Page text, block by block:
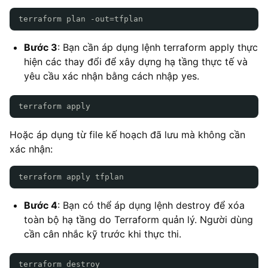
terraform plan -out=tfplan
Bước 3: Bạn cần áp dụng lệnh terraform apply thực
hiện các thay đổi để xây dựng hạ tầng thực tế và
yêu cầu xác nhận bằng cách nhập yes.
terraform apply
Hoặc áp dụng từ file kế hoạch đã lưu mà không cần
xác nhận:
terraform apply tfplan
Bước 4: Bạn có thể áp dụng lệnh destroy để xóa
toàn bộ hạ tầng do Terraform quản lý. Người dùng
cần cân nhắc kỹ trước khi thực thi.
terraform destroy